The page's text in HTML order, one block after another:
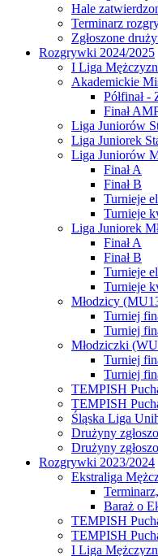
Hale
Terminarz
Zgłoszone
Rozgrywki 2024/2025
I Liga Mężczyzn
Akademickie
Półfinał -
Finał
Liga Juniorów
Liga Juniorek
Liga Juniorów
Finał A
Finał B
Turnieje
Turnieje
Liga Juniorek
Finał A
Finał B
Turnieje
Turnieje
Młodzicy
Turniej
Turniej
Młodziczki
Turniej
Turniej
TEMPISH
TEMPISH
Śląska Liga
Drużyny
Drużyny
Rozgrywki 2023/2024
Ekstraliga
Baraż o
TEMPISH
TEMPISH
I Liga Mężczyzn